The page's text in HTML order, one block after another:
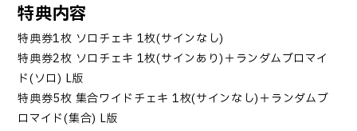
特典内容
特典券1枚 ソロチェキ 1枚(サインなし)
特典券2枚 ソロチェキ 1枚(サインあり)＋ランダムブロマイ
ド(ソロ) L版
特典券5枚 集合ワイドチェキ 1枚(サインなし)＋ランダムブ
ロマイド(集合) L版